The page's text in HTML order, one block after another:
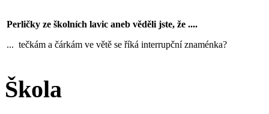
Perličky ze školních lavic aneb věděli jste, že ....
... tečkám a čárkám ve větě se říká interrupční znaménka?
Škola